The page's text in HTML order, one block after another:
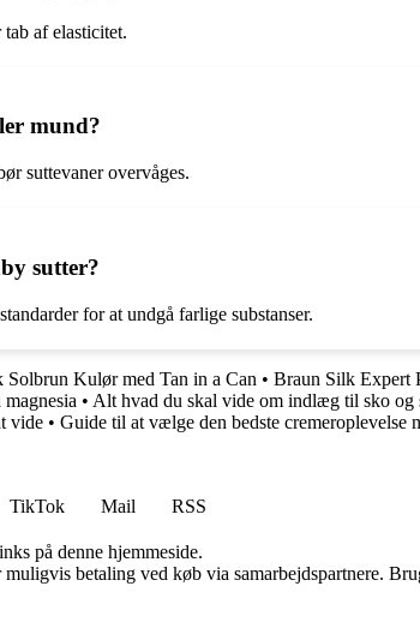
af elasticitet.
mund?
suttevaner overvåges.
sutter?
for at undgå farlige substanser.
Solbrun Kulør med Tan in a Can • Braun Silk Expert
• Alt hvad du skal vide om indlæg til sko og
vide • Guide til at vælge den bedste cremeroplevelse
TikTok Mail
RSS
på denne hjemmeside.
betaling ved køb via samarbejdspartnere.